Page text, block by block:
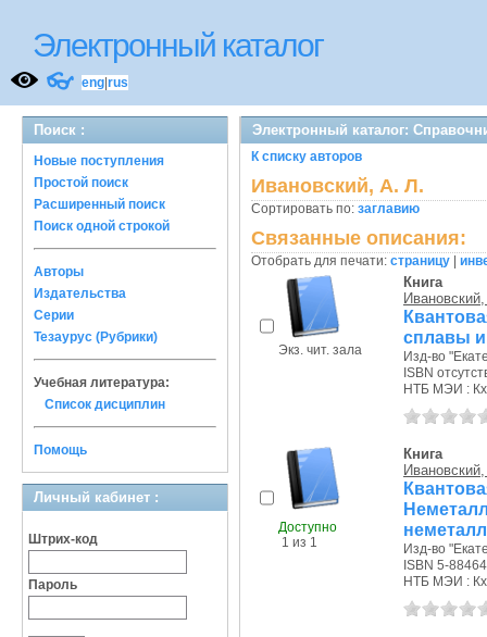
Электронный каталог
👓 eng rus
Поиск :
Новые поступления
Простой поиск
Расширенный поиск
Поиск одной строкой
Авторы
Издательства
Серии
Тезаурус (Рубрики)
Учебная литература:
Список дисциплин
Помощь
Личный кабинет :
Штрих-код
Пароль
Электронный каталог:
К списку авторов
Ивановский, А. Л.
Сортировать по: заглавию
Связанные описания:
Отобрать для печати: страницу
Экз. чит. зала
Книга
сплавы
Изд-во
ISBN
НТБ МЭИ : Кх
Доступно
1 из 1
Книга
Изд-во
ISBN 5-
НТБ МЭИ : Кх